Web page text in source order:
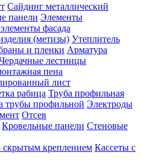
Сайдинг металлический
панели Элементы
фасада
(метизы) Утеплитель
и пленки Арматура
лестницы
пена
лист
рабица Труба профильная
трубы профильной Электроды
Отсев
Кровельные панели Стеновые
скрытым креплением Кассеты с